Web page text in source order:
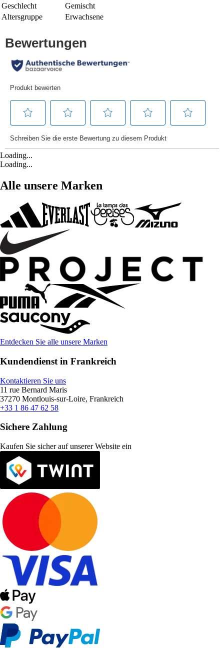
Geschlecht
Gemischt
Altersgruppe
Erwachsene
Loading...
Loading...
Alle unsere Marken
Entdecken Sie alle unsere Marken
Kundendienst in Frankreich
Kontaktieren Sie uns
11 rue Bernard Maris
37270 Montlouis-sur-Loire, Frankreich
+33 1 86 47 62 58
Sichere Zahlung
Kaufen Sie sicher auf unserer Website ein